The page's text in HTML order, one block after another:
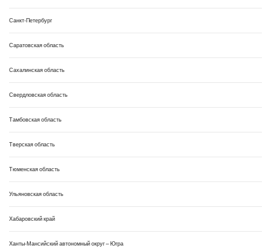
Санкт-Петербург
Саратовская область
Сахалинская область
Свердловская область
Тамбовская область
Тверская область
Тюменская область
Ульяновская область
Хабаровский край
Ханты-Мансийский автономный округ – Югра